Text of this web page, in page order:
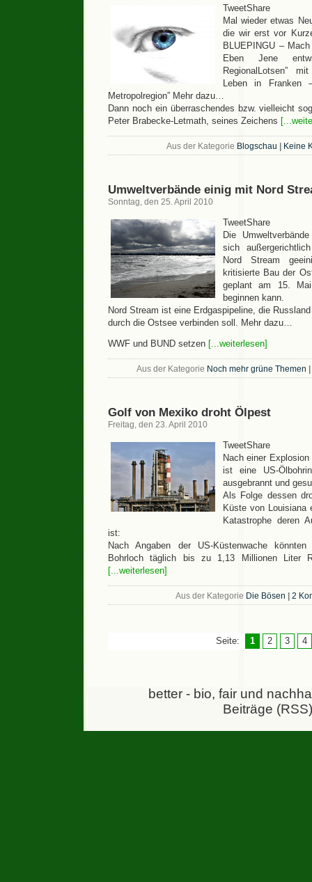
TweetShare
Mal wieder etwas
die wir erst vor
BLUEPINGU –
Eben Jene
RegionalLotsen”
Leben in Franken
Metropolregion” Mehr dazu…
Dann noch ein überraschendes bzw. vielleicht
Peter Brabecke-Letmath, seines Zeichens
Aus der Kategorie Blogschau Keine
Umweltverbände einig mit Nord
Sonntag, den 25. April 2010
TweetShare
Die
sich
Nord Stream
kritisierte Bau der
geplant am 15.
beginnen kann.
Nord Stream ist eine Erdgaspipeline, die
durch die Ostsee verbinden soll. Mehr dazu…
WWF und BUND setzen [...weiterlesen]
Aus der Kategorie Noch mehr grüne Themen
Golf von Mexiko droht Ölpest
Freitag, den 23. April 2010
TweetShare
Nach einer
ist eine US-
ausgebrannt und
Als Folge dessen
Küste von Louisiana
Katastrophe deren
ist:
Nach Angaben der US-Küstenwache
Bohrloch täglich bis zu 1,13 Millionen Liter
[...weiterlesen]
Aus der Kategorie Die Bösen 2
Seite: 1 2 3 4
better - bio, fair und
Beiträge (RSS)